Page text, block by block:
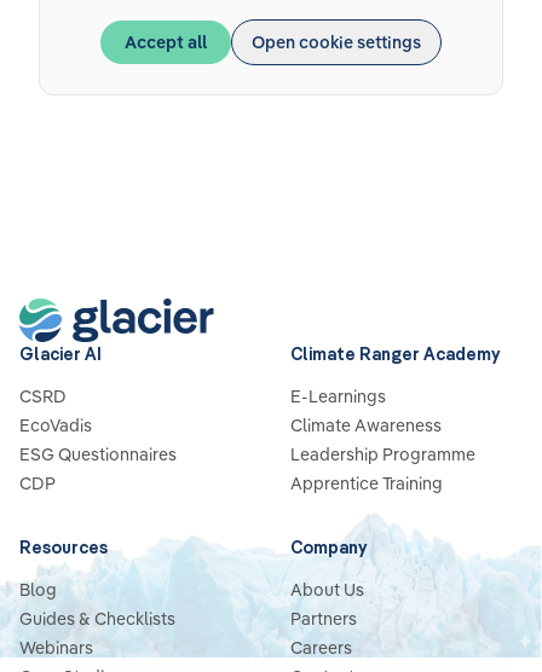
Accept all Open cookie settings
Glacier AI
CSRD
EcoVadis
ESG Questionnaires
CDP
Climate Ranger Academy
E-Learnings
Climate Awareness
Leadership Programme
Apprentice Training
Resources
Blog
Guides & Checklists
Webinars
Company
About Us
Partners
Careers